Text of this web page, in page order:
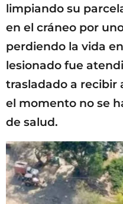
limpiando su
en el cráneo por
perdiendo la vida
lesionado fue
trasladado a recibir
el momento no se
de salud.